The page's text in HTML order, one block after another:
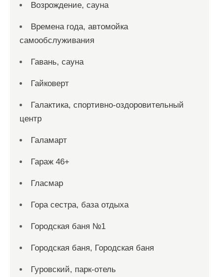
Возрождение, сауна
Времена года, автомойка
самообслуживания
Гавань, сауна
Гайковерт
Галактика, спортивно-оздоровительный
центр
Галамарт
Гараж 46+
Гласмар
Гора сестра, база отдыха
Городская баня №1
Городская баня, Городская баня
Гуровский, парк-отель